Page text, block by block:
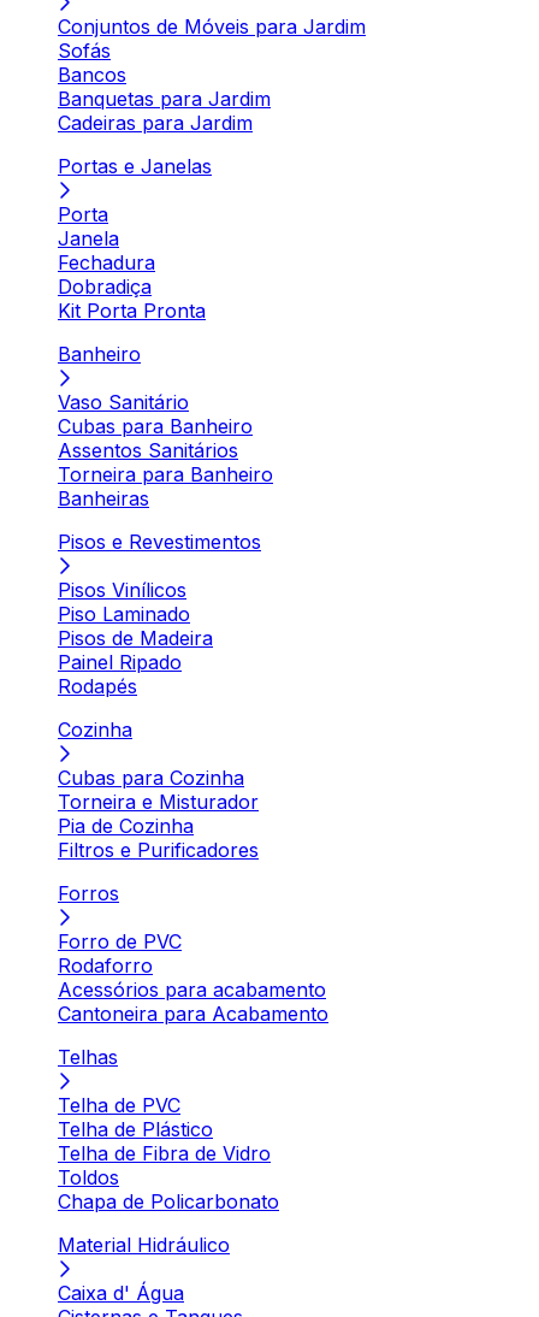
Conjuntos de Móveis para Jardim
Sofás
Bancos
Banquetas para Jardim
Cadeiras para Jardim
Portas e Janelas
Porta
Janela
Fechadura
Dobradiça
Kit Porta Pronta
Banheiro
Vaso Sanitário
Cubas para Banheiro
Assentos Sanitários
Torneira para Banheiro
Banheiras
Pisos e Revestimentos
Pisos Vinílicos
Piso Laminado
Pisos de Madeira
Painel Ripado
Rodapés
Cozinha
Cubas para Cozinha
Torneira e Misturador
Pia de Cozinha
Filtros e Purificadores
Forros
Forro de PVC
Rodaforro
Acessórios para acabamento
Cantoneira para Acabamento
Telhas
Telha de PVC
Telha de Plástico
Telha de Fibra de Vidro
Toldos
Chapa de Policarbonato
Material Hidráulico
Caixa d' Água